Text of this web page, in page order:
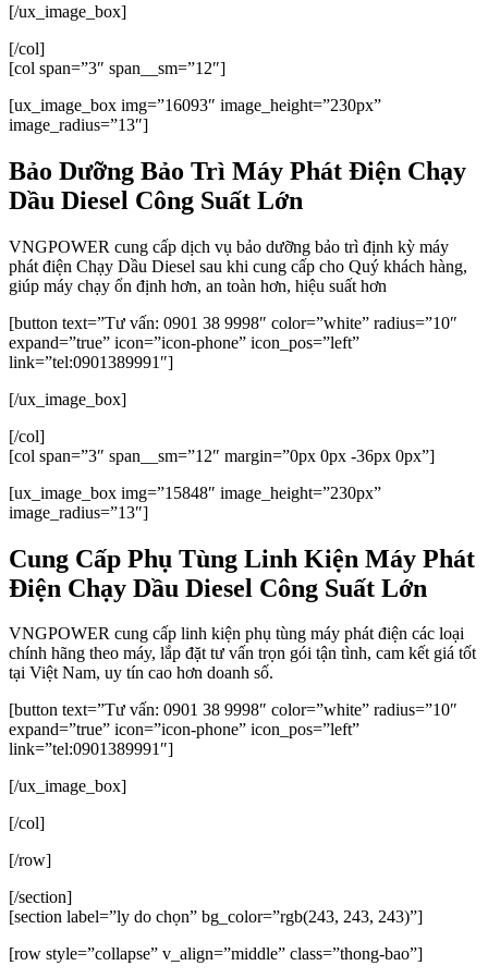
[/ux_image_box]
[/col]
[col span=”3″ span__sm=”12″]
[ux_image_box img=”16093″ image_height=”230px”
image_radius=”13″]
Bảo Dưỡng Bảo Trì Máy Phát Điện Chạy
Dầu Diesel Công Suất Lớn
VNGPOWER cung cấp dịch vụ bảo dưỡng bảo trì định kỳ máy
phát điện Chạy Dầu Diesel sau khi cung cấp cho Quý khách hàng,
giúp máy chạy ổn định hơn, an toàn hơn, hiệu suất hơn
[button text=”Tư vấn: 0901 38 9998″ color=”white” radius=”10″
expand=”true” icon=”icon-phone” icon_pos=”left”
link=”tel:0901389991″]
[/ux_image_box]
[/col]
[col span=”3″ span__sm=”12″ margin=”0px 0px -36px 0px”]
[ux_image_box img=”15848″ image_height=”230px”
image_radius=”13″]
Cung Cấp Phụ Tùng Linh Kiện Máy Phát
Điện Chạy Dầu Diesel Công Suất Lớn
VNGPOWER cung cấp linh kiện phụ tùng máy phát điện các loại
chính hãng theo máy, lắp đặt tư vấn trọn gói tận tình, cam kết giá tốt
tại Việt Nam, uy tín cao hơn doanh số.
[button text=”Tư vấn: 0901 38 9998″ color=”white” radius=”10″
expand=”true” icon=”icon-phone” icon_pos=”left”
link=”tel:0901389991″]
[/ux_image_box]
[/col]
[/row]
[/section]
[section label=”ly do chọn” bg_color=”rgb(243, 243, 243)”]
[row style=”collapse” v_align=”middle” class=”thong-bao”]